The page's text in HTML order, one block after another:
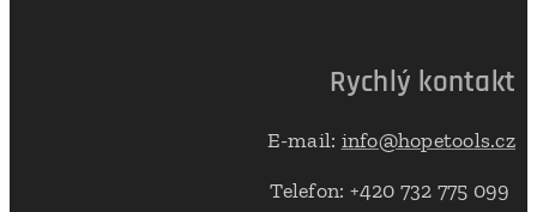
Rychlý kontakt
E-mail: info@hopetools.cz
Telefon: +420 732 775 099